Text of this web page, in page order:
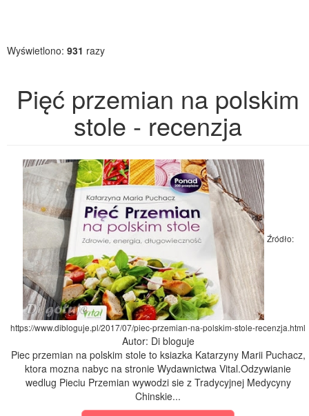
Wyświetlono: 931 razy
Pięć przemian na polskim
stole - recenzja
Źródło:
https://www.dibloguje.pl/2017/07/piec-przemian-na-polskim-stole-recenzja.html
Autor: Di bloguje
Piec przemian na polskim stole to ksiazka Katarzyny Marii Puchacz,
ktora mozna nabyc na stronie Wydawnictwa Vital.Odzywianie
wedlug Pieciu Przemian wywodzi sie z Tradycyjnej Medycyny
Chinskie...